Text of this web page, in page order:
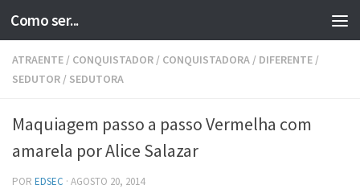
Skip to content
Como ser...
ATRAENTE / CONQUISTADOR / CONQUISTADORA / DIFERENTE /
SEDUTOR / SEDUTORA
Maquiagem passo a passo Vermelha com
amarela por Alice Salazar
POR EDSEC · AGOSTO 20, 2014